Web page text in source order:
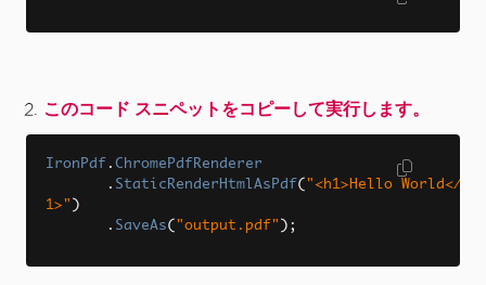
このコード スニペットをコピーして実行します。
IronPdf . ChromePdfRenderer
. StaticRenderHtmlAsPdf( "<h1>Hello World</h
1>" )
. SaveAs( "output.pdf" );